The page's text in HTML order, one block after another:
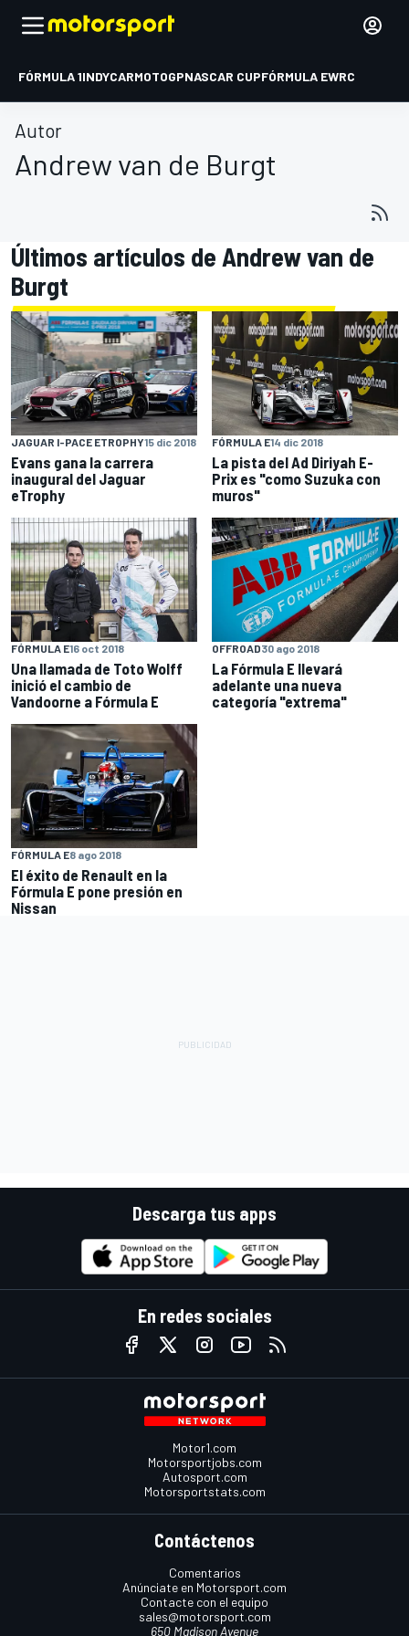
FÓRMULA 1INDYCARMOTOGPNASCAR CUPFÓRMULA EWRC
Autor
Andrew van de Burgt
Últimos artículos de Andrew van de
Burgt
JAGUAR I-PACE ETROPHY15 dic 2018
Evans gana la carrera
inaugural del Jaguar
eTrophy
FÓRMULA E14 dic 2018
La pista del Ad Diriyah E-
Prix es "como Suzuka con
muros"
FÓRMULA E16 oct 2018
Una llamada de Toto Wolff
inició el cambio de
Vandoorne a Fórmula E
OFFROAD30 ago 2018
La Fórmula E llevará
adelante una nueva
categoría "extrema"
FÓRMULA E8 ago 2018
El éxito de Renault en la
Fórmula E pone presión en
Nissan
Descarga tus apps
En redes sociales
Motor1.com
Motorsportjobs.com
Autosport.com
Motorsportstats.com
Contáctenos
Comentarios
Anúnciate en Motorsport.com
Contacte con el equipo
sales@motorsport.com
650 Madison Avenue